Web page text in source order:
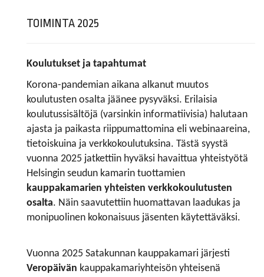
TOIMINTA 2025
Koulutukset ja tapahtumat
Korona-pandemian aikana alkanut muutos
koulutusten osalta jäänee pysyväksi. Erilaisia
koulutussisältöjä (varsinkin informatiivisia) halutaan
ajasta ja paikasta riippumattomina eli webinaareina,
tietoiskuina ja verkkokoulutuksina. Tästä syystä
vuonna 2025 jatkettiin hyväksi havaittua yhteistyötä
Helsingin seudun kamarin tuottamien
kauppakamarien yhteisten verkkokoulutusten
osalta. Näin saavutettiin huomattavan laadukas ja
monipuolinen kokonaisuus jäsenten käytettäväksi.
Vuonna 2025 Satakunnan kauppakamari järjesti
Veropäivän kauppakamariyhteisön yhteisenä